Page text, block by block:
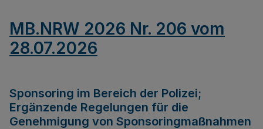
MB.NRW 2026 Nr. 206 vom
28.07.2026
Sponsoring im Bereich der Polizei;
Ergänzende Regelungen für die
Genehmigung von Sponsoringmaßnahmen